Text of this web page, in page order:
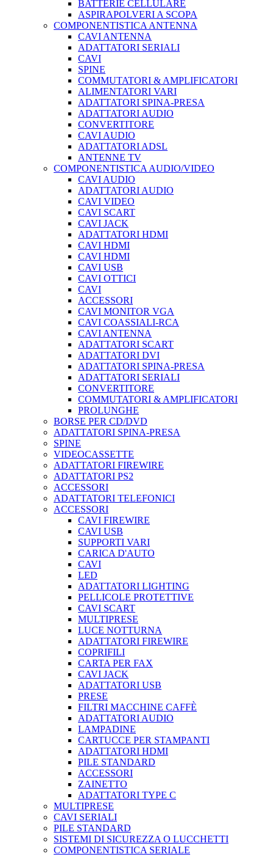
BATTERIE CELLULARE
ASPIRAPOLVERI A SCOPA
COMPONENTISTICA ANTENNA
CAVI ANTENNA
ADATTATORI SERIALI
CAVI
SPINE
COMMUTATORI & AMPLIFICATORI
ALIMENTATORI VARI
ADATTATORI SPINA-PRESA
ADATTATORI AUDIO
CONVERTITORE
CAVI AUDIO
ADATTATORI ADSL
ANTENNE TV
COMPONENTISTICA AUDIO/VIDEO
CAVI AUDIO
ADATTATORI AUDIO
CAVI VIDEO
CAVI SCART
CAVI JACK
ADATTATORI HDMI
CAVI HDMI
CAVI HDMI
CAVI USB
CAVI OTTICI
CAVI
ACCESSORI
CAVI MONITOR VGA
CAVI COASSIALI-RCA
CAVI ANTENNA
ADATTATORI SCART
ADATTATORI DVI
ADATTATORI SPINA-PRESA
ADATTATORI SERIALI
CONVERTITORE
COMMUTATORI & AMPLIFICATORI
PROLUNGHE
BORSE PER CD/DVD
ADATTATORI SPINA-PRESA
SPINE
VIDEOCASSETTE
ADATTATORI FIREWIRE
ADATTATORI PS2
ACCESSORI
ADATTATORI TELEFONICI
ACCESSORI
CAVI FIREWIRE
CAVI USB
SUPPORTI VARI
CARICA D'AUTO
CAVI
LED
ADATTATORI LIGHTING
PELLICOLE PROTETTIVE
CAVI SCART
MULTIPRESE
LUCE NOTTURNA
ADATTATORI FIREWIRE
COPRIFILI
CARTA PER FAX
CAVI JACK
ADATTATORI USB
PRESE
FILTRI MACCHINE CAFFÈ
ADATTATORI AUDIO
LAMPADINE
CARTUCCE PER STAMPANTI
ADATTATORI HDMI
PILE STANDARD
ACCESSORI
ZAINETTO
ADATTATORI TYPE C
MULTIPRESE
CAVI SERIALI
PILE STANDARD
SISTEMI DI SICUREZZA O LUCCHETTI
COMPONENTISTICA SERIALE